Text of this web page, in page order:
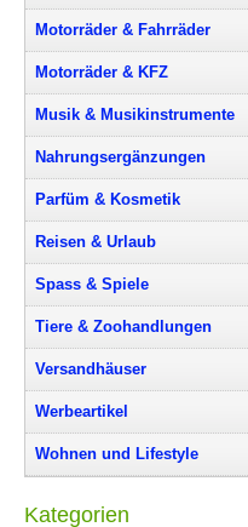
Motorräder & Fahrräder
Motorräder & KFZ
Musik & Musikinstrumente
Nahrungsergänzungen
Parfüm & Kosmetik
Reisen & Urlaub
Spass & Spiele
Tiere & Zoohandlungen
Versandhäuser
Werbeartikel
Wohnen und Lifestyle
Kategorien